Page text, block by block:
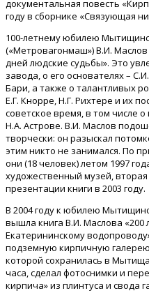
документальная повесть
году в сборнике «Связующая
100-летнему юбилею
(«Метровагонмаш») В.И.
дней людские судьбы». Это
завода, о его основателях –
Бари, а также о талантливых
Е.Г. Кнорре, Н.Г. Рихтере и их
советское время, в том числе
Н.А. Астрове. В.И. Маслов
творчески: он разыскал
этим никто не занимался. По
они (18 человек) летом 1997
художественный музей,
презентации книги в 2003 году.
В 2004 году к юбилею
вышла книга В.И. Маслова
Екатерининскому
подземную кирпичную галерею
которой сохранилась в
часа, сделал фотоснимки и
кирпича» из плинтуса и свода